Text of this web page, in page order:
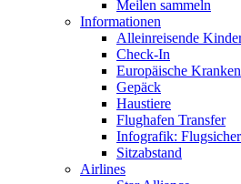
Meilen sammeln
Informationen
Alleinreisende
Check-In
Europäische
Gepäck
Haustiere
Flughafen Transfer
Infografik:
Sitzabstand
Airlines